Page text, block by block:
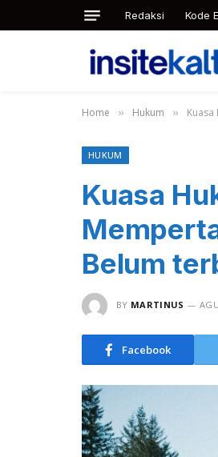
Redaksi Kode
Home » Hukum »
HUKUM
Kuasa
Belum
BY MARTINUS
Facebook